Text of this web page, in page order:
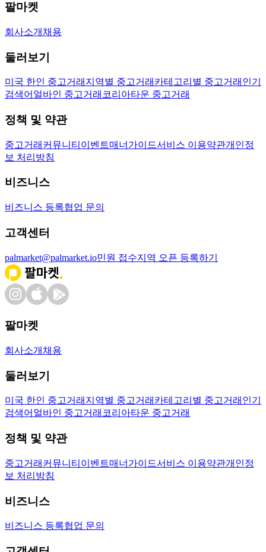
팔마켓
회사소개 채용
둘러보기
미국 한인 중고거래 지역별 중고거래 카테고리별 중고거래 인기
검색어 얼바인 중고거래 코리아타운 중고거래
정책 및 약관
중고거래 커뮤니티 이벤트매너가이드서비스 이용약관개인정
보 처리방침
비즈니스
비즈니스 등록협업 문의
고객센터
palmarket@palmarket.io민원 접수지역 오픈 등록하기
팔마켓
회사소개 채용
둘러보기
미국 한인 중고거래 지역별 중고거래 카테고리별 중고거래 인기
검색어 얼바인 중고거래 코리아타운 중고거래
정책 및 약관
중고거래 커뮤니티 이벤트매너가이드서비스 이용약관개인정
보 처리방침
비즈니스
비즈니스 등록협업 문의